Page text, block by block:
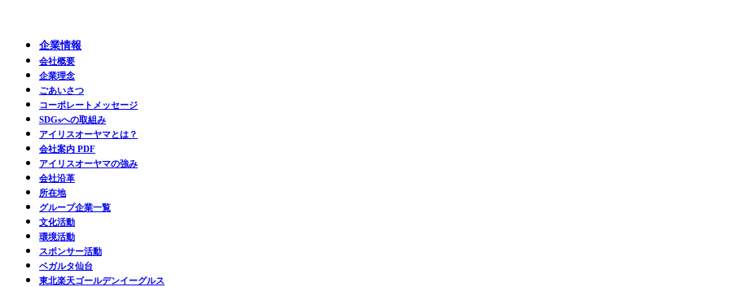
企業情報
会社概要
企業理念
ごあいさつ
コーポレートメッセージ
SDGsへの取組み
アイリスオーヤマとは？
会社案内 PDF
アイリスオーヤマの強み
会社沿革
所在地
グループ企業一覧
文化活動
環境活動
スポンサー活動
ベガルタ仙台
東北楽天ゴールデンイーグルス